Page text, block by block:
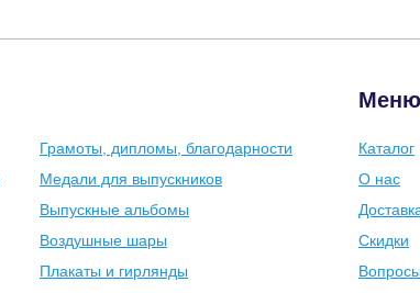
Грамоты, дипломы, благодарности
Медали для выпускников
Выпускные альбомы
Воздушные шары
Плакаты и гирлянды
Меню
Каталог
О нас
Скидки